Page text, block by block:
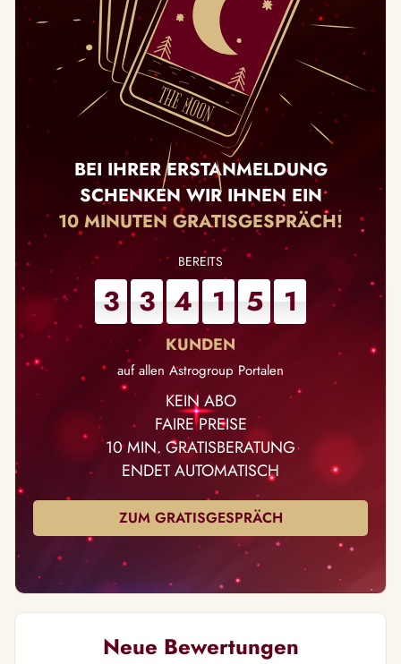
BEI IHRER ERSTANMELDUNG
SCHENKEN WIR IHNEN EIN
10 MINUTEN GRATISGESPRÄCH!
3 3 4 1 5 1
auf allen Astrogroup Portalen
KEIN ABO
FAIRE PREISE
10 MIN. GRATISBERATUNG
ENDET AUTOMATISCH
ZUM GRATISGESPRÄCH
Neue Bewertungen